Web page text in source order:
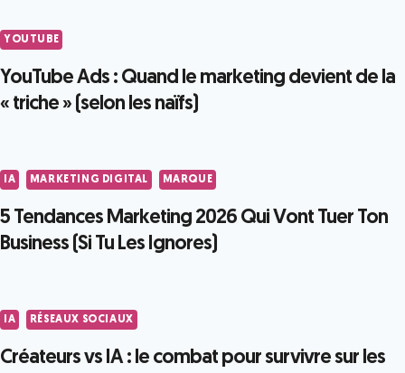
YOUTUBE
YouTube Ads : Quand le marketing devient de la
« triche » (selon les naïfs)
IA MARKETING DIGITAL MARQUE
5 Tendances Marketing 2026 Qui Vont Tuer Ton
Business (Si Tu Les Ignores)
IA RÉSEAUX SOCIAUX
Créateurs vs IA : le combat pour survivre sur les